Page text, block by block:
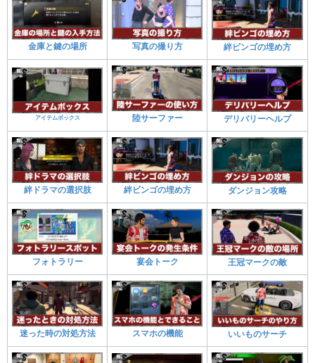
金庫と鍵の場所 写真の撮り方 絆ビンゴの埋め方
アイテムボックス 陸サーファー デリバリーヘルプ
絆ドラマの選択肢 絆ビンゴの埋め方 ダンジョン攻略
フォトラリー 宴会トーク 王冠マークの敵
迷った時の対処方法 スマホの機能 いいものサーチ